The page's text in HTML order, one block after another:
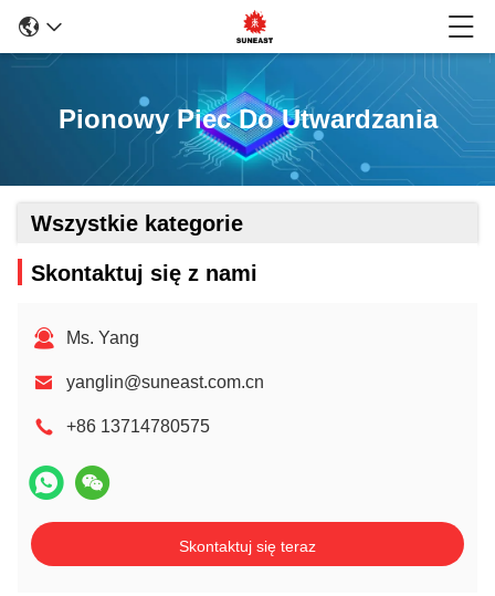
Pionowy Piec Do Utwardzania
Wszystkie kategorie
Skontaktuj się z nami
Ms. Yang
yanglin@suneast.com.cn
+86 13714780575
Skontaktuj się teraz